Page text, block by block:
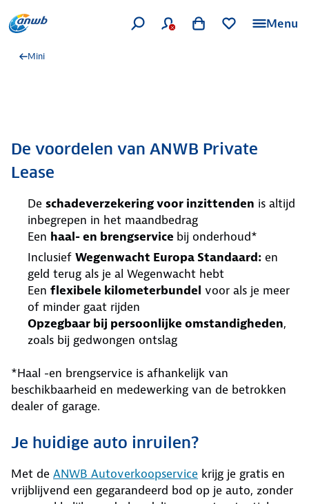
Menu
Mini
De voordelen van ANWB Private
Lease
De schadeverzekering voor inzittenden is altijd
inbegrepen in het maandbedrag
Een haal- en brengservice bij onderhoud*
Inclusief Wegenwacht Europa Standaard: en
geld terug als je al Wegenwacht hebt
Een flexibele kilometerbundel voor als je meer
of minder gaat rijden
Opzegbaar bij persoonlijke omstandigheden,
zoals bij gedwongen ontslag
*Haal -en brengservice is afhankelijk van
beschikbaarheid en medewerking van de betrokken
dealer of garage.
Je huidige auto inruilen?
Met de ANWB Autoverkoopservice krijg je gratis en
vrijblijvend een gegarandeerd bod op je auto, zonder